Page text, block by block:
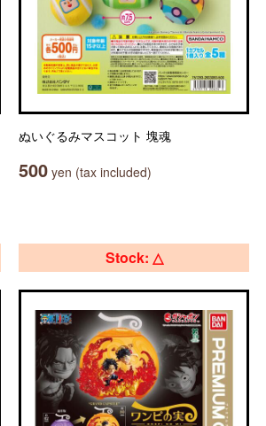
ぬいぐるみマスコット 塊魂
500 yen (tax included)
Stock: △